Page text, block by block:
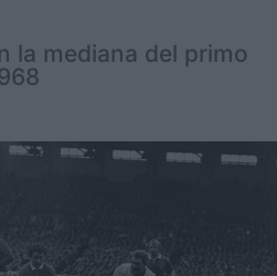
la mediana del primo